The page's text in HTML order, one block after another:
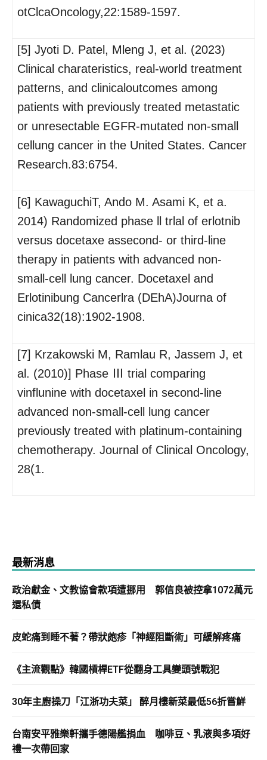
otClcaOncology,22:1589-1597.
[5] Jyoti D. Patel, Mleng J, et al. (2023)
Clinical charateristics, real-world treatment
patterns, and clinicaloutcomes among
patients with previously treated metastatic
or unresectable EGFR-mutated non-small
cellung cancer in the United States. Cancer
Research.83:6754.
[6] KawaguchiT, Ando M. Asami K, et a.
2014) Randomized phase ll trlal of erlotnib
versus docetaxe assecond- or third-line
therapy in patients with advanced non-
small-cell lung cancer. Docetaxel and
Erlotinibung Cancerlra (DEhA)Journa of
cinica32(18):1902-1908.
[7] Krzakowski M, Ramlau R, Jassem J, et
al. (2010)] Phase Ⅲ trial comparing
vinflunine with docetaxel in second-line
advanced non-small-cell lung cancer
previously treated with platinum-containing
chemotherapy. Journal of Clinical Oncology,
28(1.
最新消息
政治獻金、文教協會款項遭挪用 郭信良被控拿1072萬元
還私債
皮蛇痛到睡不著？帶狀皰疹「神經阻斷術」可緩解疼痛
《主流觀點》韓國槓桿ETF從翻身工具變頭號戰犯
30年主廚操刀「江浙功夫菜」 醉月樓新菜最低56折嘗鮮
台南安平雅樂軒攜手德陽艦捐血 咖啡豆、乳液與多項好
禮一次帶回家